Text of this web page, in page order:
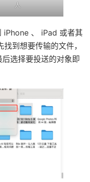
人
iPhone 、 iPad 或者其
到想要传输的文件，
后选择要投送的对象即